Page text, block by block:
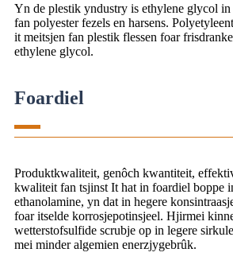
Yn de plestik yndustry is ethylene glycol
fan polyester fezels en harsens.
it meitsjen fan plestik flessen foar
ethylene glycol.
Foardiel
Produktkwaliteit, genôch kwantiteit,
kwaliteit fan tsjinst It hat in foardiel boppe
ethanolamine, yn dat in hegere
foar itselde korrosjepotinsjeel. Hjirmei
wetterstofsulfide scrubje op in legere
mei minder algemien enerzjygebrûk.